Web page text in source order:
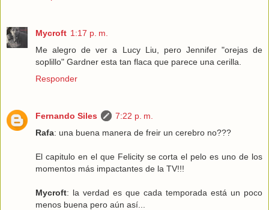
Mycroft 1:17 p. m.
Me alegro de ver a Lucy Liu, pero Jennifer "orejas de
soplillo" Gardner esta tan flaca que parece una cerilla.
Responder
Fernando Siles
7:22 p. m.
Rafa: una buena manera de freir un cerebro no???
El capitulo en el que Felicity se corta el pelo es uno de los
momentos más impactantes de la TV!!!
Mycroft: la verdad es que cada temporada está un poco
menos buena pero aún así...